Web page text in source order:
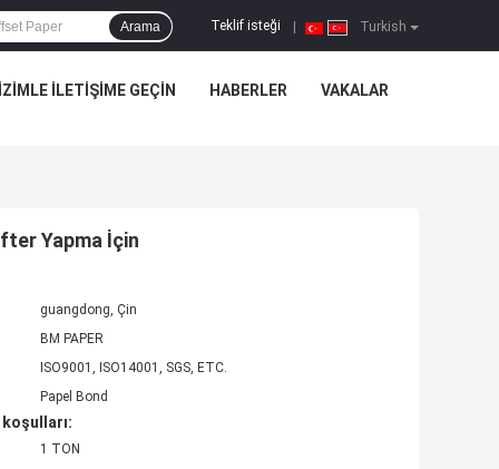
Turkish
Teklif isteği
Arama
ILETIŞIME GEÇIN HABERLER VAKALAR
Yapma İçin
guangdong, Çin
BM PAPER
ISO9001, ISO14001, SGS, ETC.
Papel Bond
1 TON